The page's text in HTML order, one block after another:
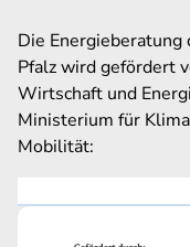
Die
Pfalz wird gefördert
Wirtschaft und
Ministerium für
Mobilität: